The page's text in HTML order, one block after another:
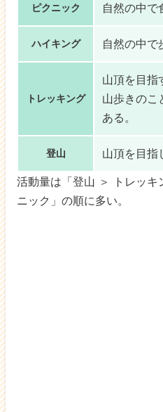
ピクニック 自然の中で
ハイキング 自然の中で
トレッキング
山頂を目指
山歩きのこ
ある。
登山 山頂を目指
活動量は「登山 ＞ トレッキ
ニック」の順に多い。